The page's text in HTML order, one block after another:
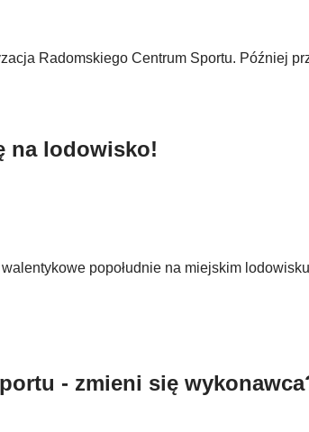
Radomskiego Centrum Sportu. Później
na lodowisko!
popołudnie na miejskim
- zmieni się